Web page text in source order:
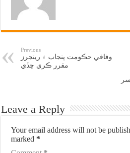
Previous
وفاقي حڪومت پنجاب ۾ رينجرز
مقرر ڪري ڇڏي
Leave a Reply
Your email address will not be
marked *